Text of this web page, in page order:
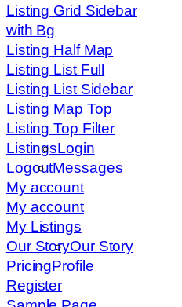
Listing Grid Sidebar
with Bg
Listing Half Map
Listing List Full
Listing List Sidebar
Listing Map Top
Listing Top Filter
ListingsLogin
LogoutMessages
My account
My account
My Listings
Our StoryOur Story
PricingProfile
Register